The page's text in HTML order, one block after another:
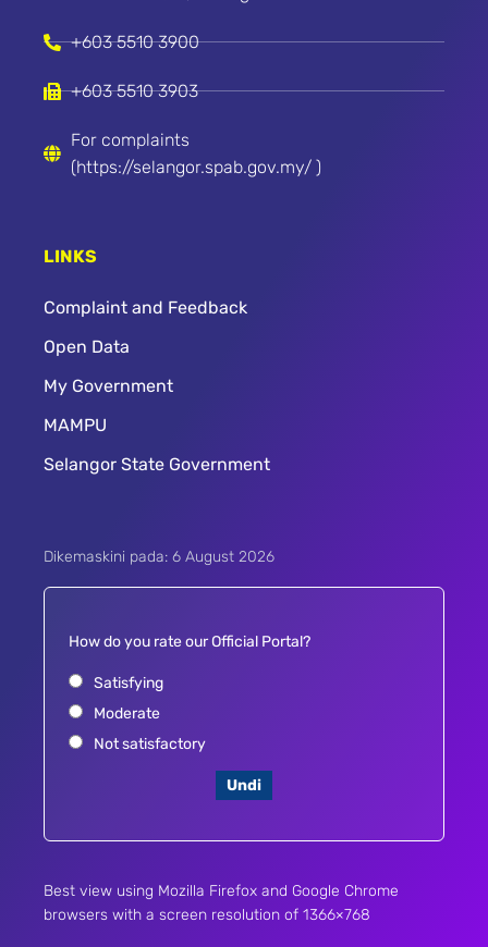
+603 5510 3900
+603 5510 3903
For complaints
(https://selangor.spab.gov.my/ )
LINKS
Complaint and Feedback
Open Data
My Government
MAMPU
Selangor State Government
Dikemaskini pada: 6 August 2026
How do you rate our Official Portal?
Satisfying
Moderate
Not satisfactory
Undi
Best view using Mozilla Firefox and Google Chrome
browsers with a screen resolution of 1366×768